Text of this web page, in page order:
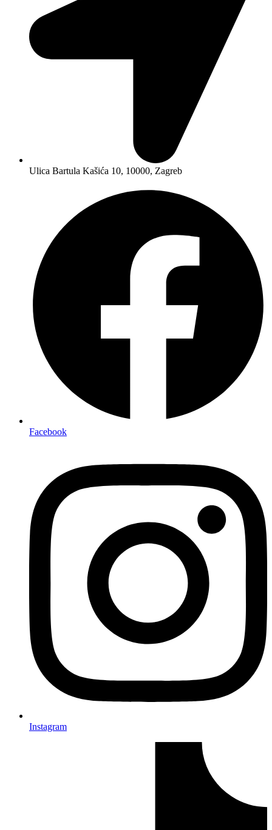
Ulica Bartula Kašića 10, 10000, Zagreb
Facebook
Instagram